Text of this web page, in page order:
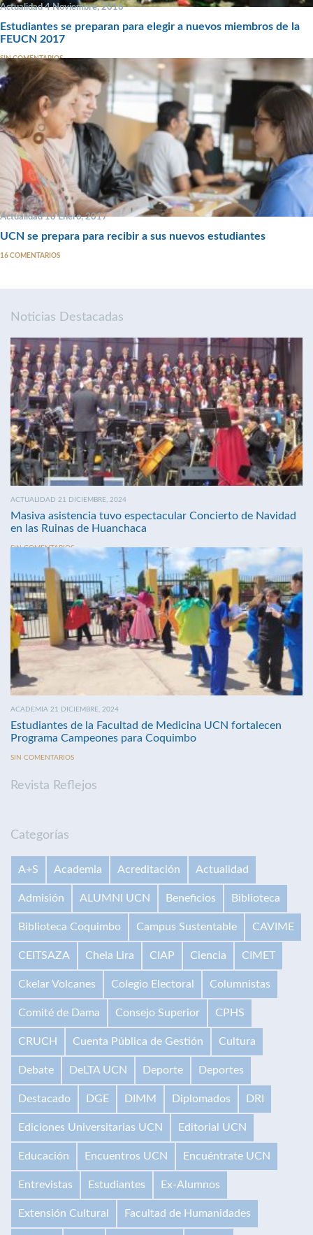
Actualidad 4 Noviembre, 2016
Estudiantes se preparan para elegir a nuevos miembros de la
FEUCN 2017
SIN COMENTARIOS
Actualidad 10 Enero, 2017
UCN se prepara para recibir a sus nuevos estudiantes
16 COMENTARIOS
Noticias Destacadas
ACTUALIDAD 21 DICIEMBRE, 2024
Masiva asistencia tuvo espectacular Concierto de Navidad
en las Ruinas de Huanchaca
SIN COMENTARIOS
ACADEMIA 21 DICIEMBRE, 2024
Estudiantes de la Facultad de Medicina UCN fortalecen
Programa Campeones para Coquimbo
SIN COMENTARIOS
Revista Reflejos
Categorías
A+S Academia Acreditación Actualidad
Admisión ALUMNI UCN Beneficios Biblioteca
Biblioteca Coquimbo Campus Sustentable CAVIME
CEITSAZA Chela Lira CIAP Ciencia CIMET
Ckelar Volcanes Colegio Electoral Columnistas
Comité de Dama Consejo Superior CPHS
CRUCH Cuenta Pública de Gestión Cultura
Debate DeLTA UCN Deporte Deportes
Destacado DGE DIMM Diplomados DRI
Ediciones Universitarias UCN Editorial UCN
Educación Encuentros UCN Encuéntrate UCN
Entrevistas Estudiantes Ex-Alumnos
Extensión Cultural Facultad de Humanidades